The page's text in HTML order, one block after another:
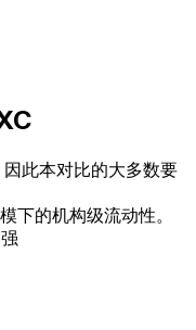
此本对比的大多数要
下的机构级流动性。